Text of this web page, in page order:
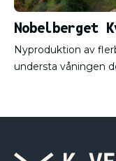
Nobelberget
Nyproduktion av
understa våningen